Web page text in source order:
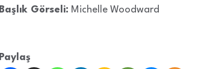
Başlık Görseli: Michelle Woodward
Paylaş